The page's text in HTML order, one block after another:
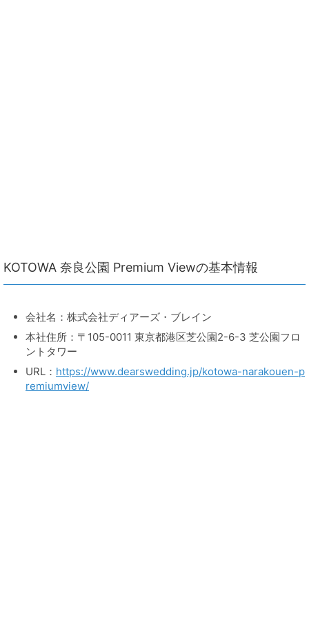
KOTOWA 奈良公園 Premium Viewの基本情報
会社名：株式会社ディアーズ・ブレイン
本社住所：〒105-0011 東京都港区芝公園2-6-3 芝公園フロ
ントタワー
URL： https://www.dearswedding.jp/kotowa-narakouen-p
remiumview/